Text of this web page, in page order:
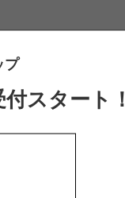
プ
付スタート！